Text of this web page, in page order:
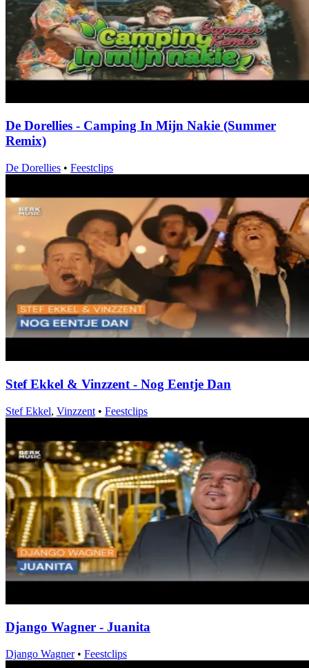
De Dorellies - Camping In Mijn Nakie (Summer
Remix)
De Dorellies • Feestclips
Stef Ekkel & Vinzzent - Nog Eentje Dan
Stef Ekkel, Vinzzent • Feestclips
Django Wagner - Juanita
Django Wagner • Feestclips